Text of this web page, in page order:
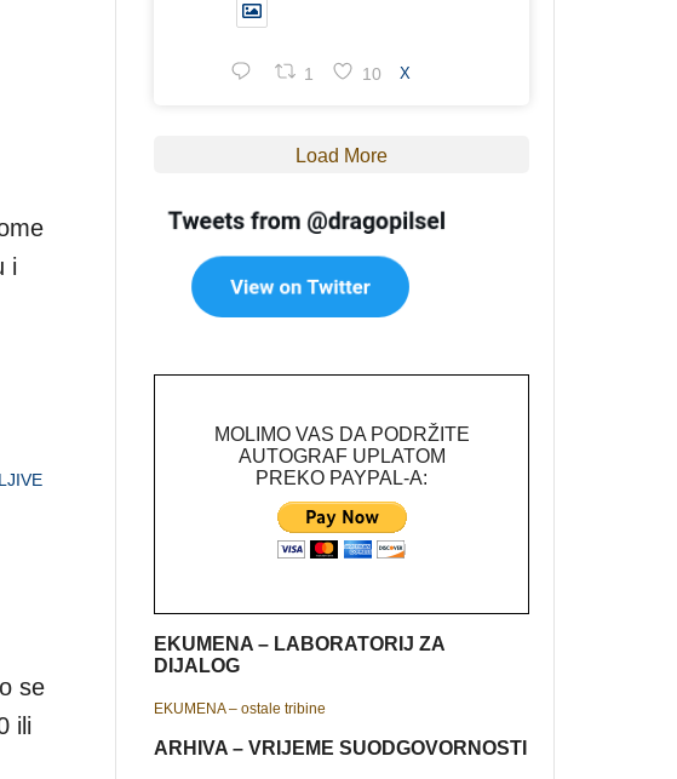
i
se
ili
1 10 X
Load More
MOLIMO VAS DA PODRŽITE
AUTOGRAF UPLATOM
PREKO PAYPAL-A:
EKUMENA – LABORATORIJ ZA
DIJALOG
EKUMENA – ostale tribine
ARHIVA – VRIJEME SUODGOVORNOSTI